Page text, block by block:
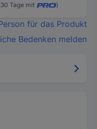
Tage mit )
für das Produkt
Bedenken melden